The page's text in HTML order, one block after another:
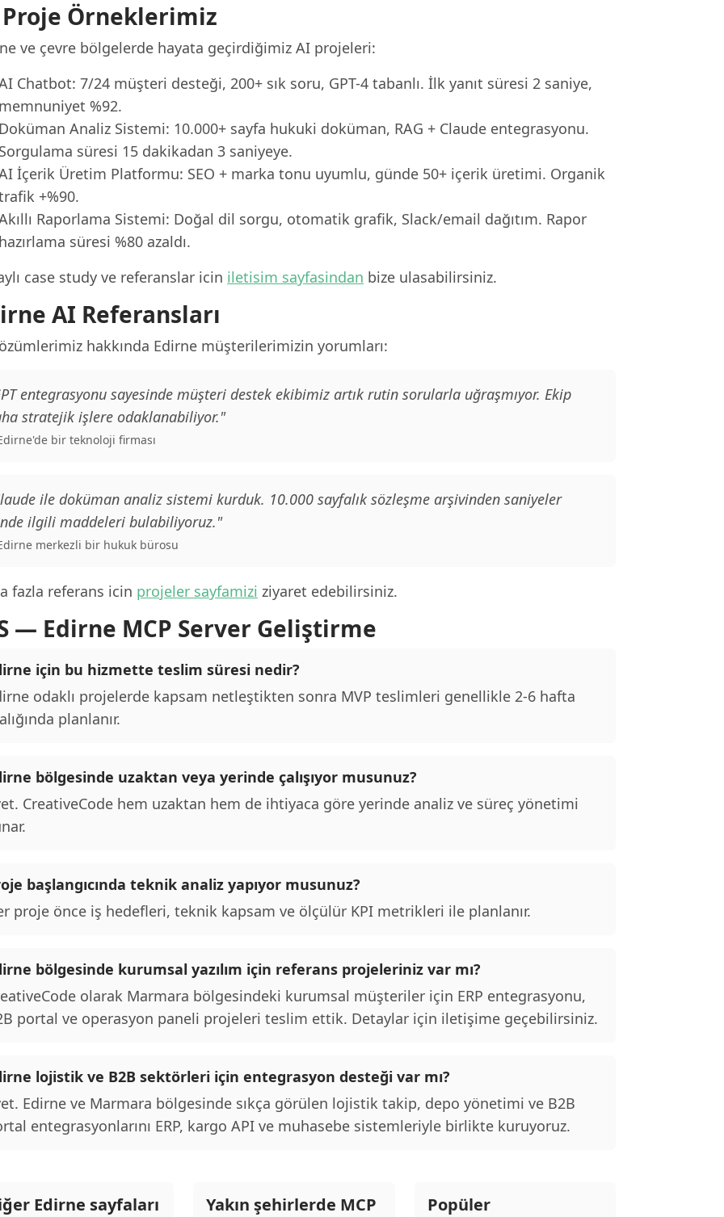
Örneklerimiz
ve çevre bölgelerde hayata geçirdiğimiz AI projeleri:
Chatbot: 7/24 müşteri desteği, 200+ sık soru, GPT-4 tabanlı. İlk yanıt süresi 2 saniye,
memnuniyet %92.
Doküman Analiz Sistemi: 10.000+ sayfa hukuki doküman, RAG + Claude entegrasyonu.
Sorgulama süresi 15 dakikadan 3 saniyeye.
İçerik Üretim Platformu: SEO + marka tonu uyumlu, günde 50+ içerik üretimi. Organik
+%90.
Raporlama Sistemi: Doğal dil sorgu, otomatik grafik, Slack/email dağıtım. Rapor
hazırlama süresi %80 azaldı.
case study ve referanslar icin iletisim sayfasindan bize ulasabilirsiniz.
AI Referansları
hakkında Edirne müşterilerimizin yorumları:
entegrasyonu sayesinde müşteri destek ekibimiz artık rutin sorularla uğraşmıyor. Ekip
stratejik işlere odaklanabiliyor."
bir teknoloji firması
ile doküman analiz sistemi kurduk. 10.000 sayfalık sözleşme arşivinden saniyeler
ilgili maddeleri bulabiliyoruz."
merkezli bir hukuk bürosu
fazla referans icin projeler sayfamizi ziyaret edebilirsiniz.
— Edirne MCP Server Geliştirme
için bu hizmette teslim süresi nedir?
odaklı projelerde kapsam netleştikten sonra MVP teslimleri genellikle 2-6 hafta
planlanır.
bölgesinde uzaktan veya yerinde çalışıyor musunuz?
CreativeCode hem uzaktan hem de ihtiyaca göre yerinde analiz ve süreç yönetimi
başlangıcında teknik analiz yapıyor musunuz?
proje önce iş hedefleri, teknik kapsam ve ölçülür KPI metrikleri ile planlanır.
bölgesinde kurumsal yazılım için referans projeleriniz var mı?
olarak Marmara bölgesindeki kurumsal müşteriler için ERP entegrasyonu,
portal ve operasyon paneli projeleri teslim ettik. Detaylar için iletişime geçebilirsiniz.
lojistik ve B2B sektörleri için entegrasyon desteği var mı?
Edirne ve Marmara bölgesinde sıkça görülen lojistik takip, depo yönetimi ve B2B
entegrasyonlarını ERP, kargo API ve muhasebe sistemleriyle birlikte kuruyoruz.
Edirne sayfaları
Yakın şehirlerde MCP
Popüler